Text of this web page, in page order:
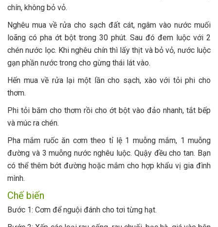
chín, không bỏ vỏ.
Nghêu mua về rửa cho sạch đất cát, ngâm vào nước muối
loãng có pha ớt bột trong 30 phút. Sau đó đem luộc với 2
chén nước lọc. Khi nghêu chín thì lấy thịt và bỏ vỏ, nước luộc
gạn phần nước trong cho gừng thái lát vào.
Hến mua về rửa lại một lần cho sạch, xào với tỏi phi cho
thơm.
Phi tỏi băm cho thơm rồi cho ớt bột vào đảo nhanh, tắt bếp
và múc ra chén.
Pha mắm ruốc ăn cơm theo tỉ lệ 1 muỗng mắm, 1 muỗng
đường và 3 muỗng nước nghêu luộc. Quậy đều cho tan. Bạn
có thể thêm bớt đường hoặc mắm cho hợp khẩu vị gia đình
mình.
Chế biến
Bước 1: Cơm để nguội đánh cho tơi từng hạt.